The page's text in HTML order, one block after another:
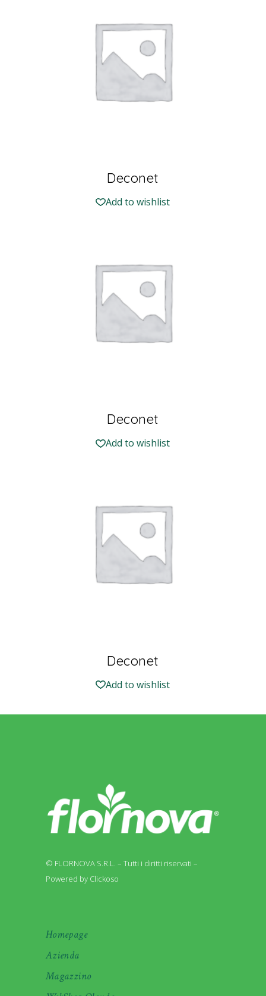
Deconet
Add to wishlist
Deconet
Add to wishlist
Deconet
Add to wishlist
© FLORNOVA S.R.L. – Tutti i diritti riservati –
Powered by Clickoso
Homepage
Azienda
Magazzino